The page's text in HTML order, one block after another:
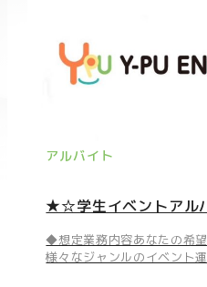
アルバイト
★☆学生イベントアル
◆想定業務内容あなたの希
様々なジャンルのイベント